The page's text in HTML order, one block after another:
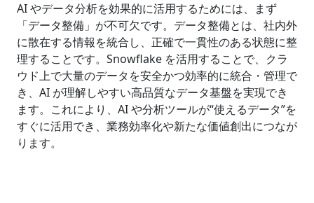
AI やデータ分析を効果的に活用するためには、まず
「データ整備」が不可欠です。データ整備とは、社内外
に散在する情報を統合し、正確で一貫性のある状態に整
理することです。Snowflake を活用することで、クラ
ウド上で大量のデータを安全かつ効率的に統合・管理で
き、AI が理解しやすい高品質なデータ基盤を実現でき
ます。これにより、AI や分析ツールが“使えるデータ”を
すぐに活用でき、業務効率化や新たな価値創出につなが
ります。